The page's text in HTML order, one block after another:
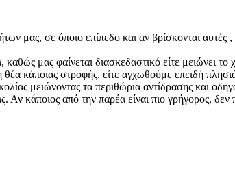
μας, σε όποιο επίπεδο και αν βρίσκονται
μας φαίνεται διασκεδαστικό είτε μειώνει
κάποιας στροφής, είτε αγχωθούμε επειδή
μειώνοντας τα περιθώρια αντίδρασης και
κάποιος από την παρέα είναι πιο γρήγορος,